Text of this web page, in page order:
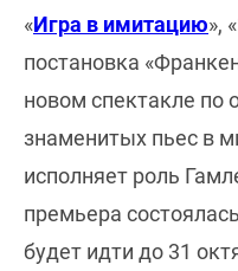
«Игра в имитацию»,
постановка
новом спектакле по
знаменитых пьес в
исполняет роль
премьера
будет идти до 31